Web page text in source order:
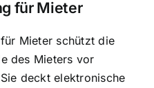
für Mieter
Mieter schützt die
des Mieters vor
deckt elektronische